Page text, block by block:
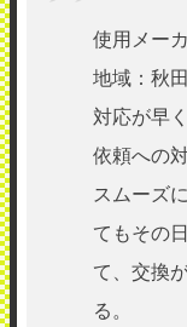
使用メー
地域：秋
対応が早
依頼への
スムーズ
てもその
て、交換
る。